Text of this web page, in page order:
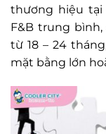
thương hiệu tại
F&B trung
từ 18 – 24
mặt bằng lớn